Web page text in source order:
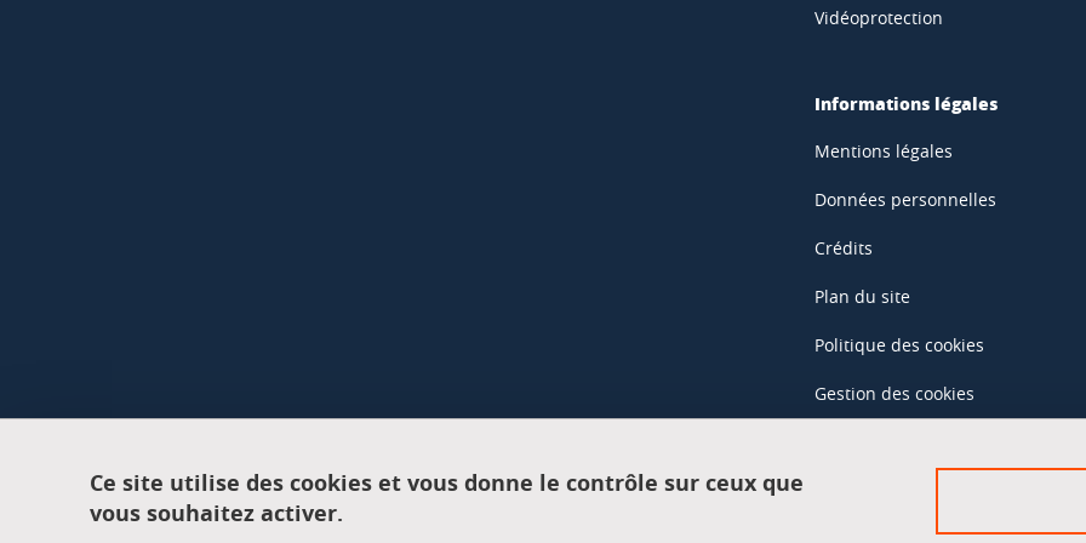
Vidéoprotection
Informations légales
Mentions légales
Données personnelles
Crédits
Plan du site
Politique des cookies
Gestion des cookies
Accès réservés
Ce site utilise des cookies et vous donne le contrôle sur ceux que
vous souhaitez activer.